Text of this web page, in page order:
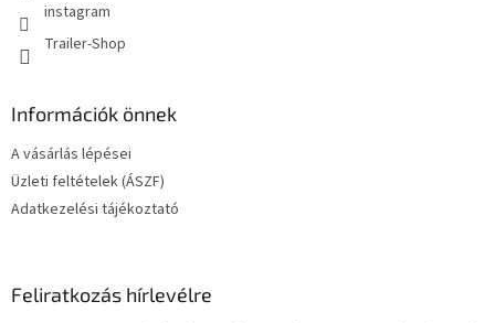
instagram
Trailer-Shop
Információk önnek
A vásárlás lépései
Üzleti feltételek (ÁSZF)
Adatkezelési tájékoztató
Feliratkozás hírlevélre